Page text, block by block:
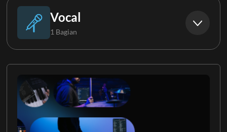
Gitar Elektrik 1
Piano
Vocal
1 Bagian